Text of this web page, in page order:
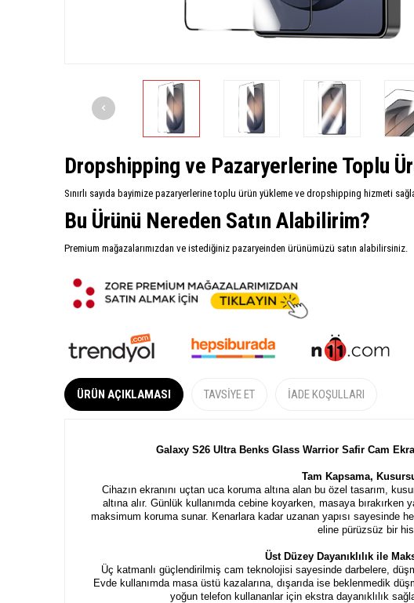
Dropshipping ve Pazaryerlerine Toplu
Sınırlı sayıda bayimize pazaryerlerine toplu ürün yükleme ve dropshipping hizmeti
Bu Ürünü Nereden Satın Alabilirim?
Premium mağazalarımızdan ve istediğiniz pazaryeinden ürünümüzü satın alabilirsiniz.
ÜRÜN AÇIKLAMASI TAVSIYE ET İADE KOŞULLARI
Galaxy S26 Ultra Benks Glass Warrior Safir Cam
Tam Kapsama,
Cihazın ekranını uçtan uca koruma altına alan bu özel tasarım,
altına alır. Günlük kullanımda cebine koyarken, masaya
maksimum koruma sunar. Kenarlara kadar uzanan yapısı sayesinde
eline pürüzsüz bir
Üst Düzey Dayanıklılık ile
Üç katmanlı güçlendirilmiş cam teknolojisi sayesinde darbelere,
Evde kullanımda masa üstü kazalarına, dışarıda ise beklenmedik
yoğun telefon kullananlar için ekstra dayanıklılık